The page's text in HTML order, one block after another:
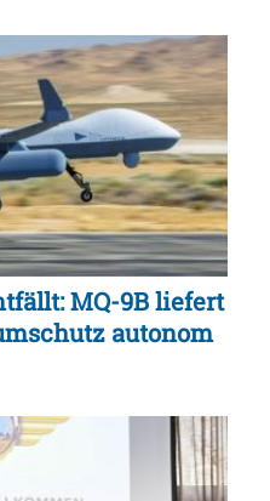
MQ-9B liefert
autonom